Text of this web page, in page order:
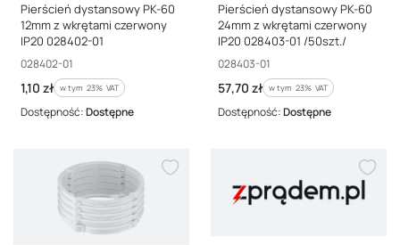
Pierścień dystansowy PK-60
12mm z wkrętami czerwony
IP20 028402-01
Kod producenta
028402-01
Cena brutto
1,10 zł w tym %s VAT
w tym 23% VAT
Dostępność:Dostępne
Pierścień dystansowy PK-60
24mm z wkrętami czerwony
IP20 028403-01 /50szt./
Kod producenta
028403-01
Cena brutto
57,70 zł w tym %s VAT
w tym 23% VAT
Dostępność:Dostępne